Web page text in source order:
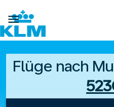

Flüge nach